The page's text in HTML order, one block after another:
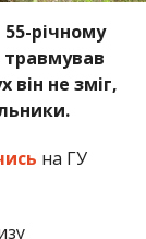
річному
травмував
він не зміг,
на ГУ